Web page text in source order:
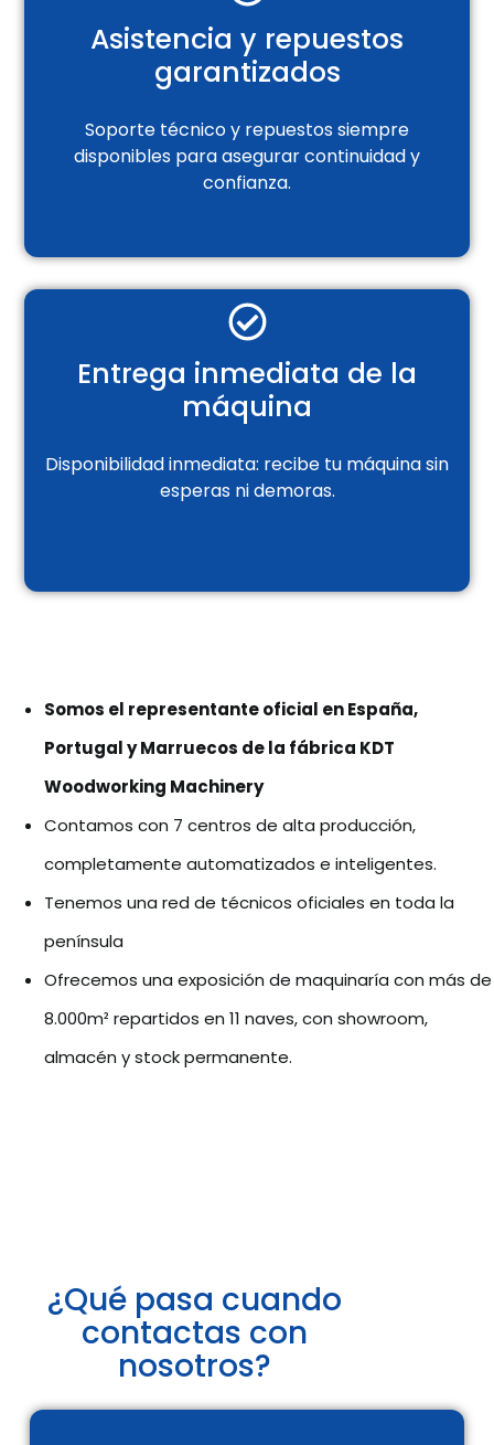
Asistencia y repuestos
garantizados
Soporte técnico y repuestos siempre
disponibles para asegurar continuidad y
confianza.
Entrega inmediata de la
máquina
Disponibilidad inmediata: recibe tu máquina sin
esperas ni demoras.
Somos el representante oficial en España,
Portugal y Marruecos de la fábrica KDT
Woodworking Machinery
Contamos con 7 centros de alta producción,
completamente automatizados e inteligentes.
Tenemos una red de técnicos oficiales en toda la
península
Ofrecemos una exposición de maquinaría con más de
8.000m² repartidos en 11 naves, con showroom,
almacén y stock permanente.
¿Qué pasa cuando
contactas con
nosotros?